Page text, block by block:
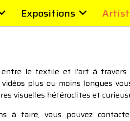
Expositions
le textile et l’art à
plus ou moins longues
visuelles hétéroclites et
à faire, vous pouvez